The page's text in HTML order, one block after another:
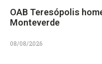
OAB Teresópolis
Monteverde
08/08/2026